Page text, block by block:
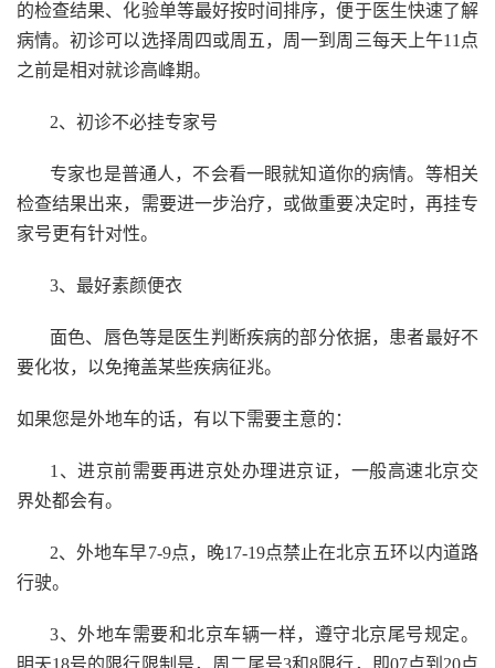
的检查结果、化验单等最好按时间排序，便于医生快速了解
病情。初诊可以选择周四或周五，周一到周三每天上午11点
之前是相对就诊高峰期。
2、初诊不必挂专家号
专家也是普通人，不会看一眼就知道你的病情。等相关
检查结果出来，需要进一步治疗，或做重要决定时，再挂专
家号更有针对性。
3、最好素颜便衣
面色、唇色等是医生判断疾病的部分依据，患者最好不
要化妆，以免掩盖某些疾病征兆。
如果您是外地车的话，有以下需要主意的：
1、进京前需要再进京处办理进京证，一般高速北京交
界处都会有。
2、外地车早7-9点，晚17-19点禁止在北京五环以内道路
行驶。
3、外地车需要和北京车辆一样，遵守北京尾号规定。